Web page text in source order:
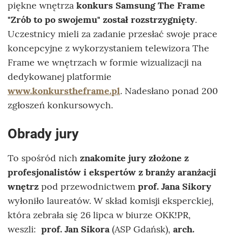
piękne wnętrza konkurs Samsung The Frame
"Zrób to po swojemu" został rozstrzygnięty.
Uczestnicy mieli za zadanie przesłać swoje prace
koncepcyjne z wykorzystaniem telewizora The
Frame we wnętrzach w formie wizualizacji na
dedykowanej platformie
www.konkurstheframe.pl. Nadesłano ponad 200
zgłoszeń konkursowych.
Obrady jury
To spośród nich znakomite jury złożone z
profesjonalistów i ekspertów z branży aranżacji
wnętrz pod przewodnictwem prof. Jana Sikory
wyłoniło laureatów. W skład komisji eksperckiej,
która zebrała się 26 lipca w biurze OKK!PR,
weszli: prof. Jan Sikora(ASP Gdańsk), arch.